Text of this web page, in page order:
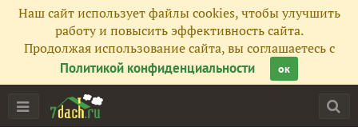
Наш сайт использует файлы cookies, чтобы улучшить
работу и повысить эффективность сайта.
Продолжая использование сайта, вы соглашаетесь с
Политикой конфиденциальности
ок